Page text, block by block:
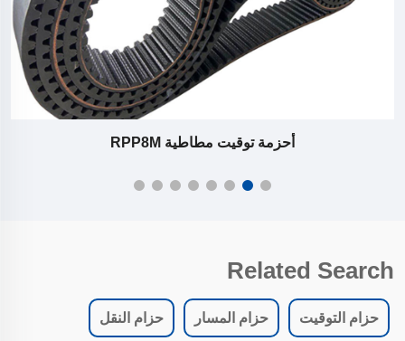
أحزمة توقيت مطاطية RPP8M
Related Search
حزام التوقيت حزام المسار حزام النقل